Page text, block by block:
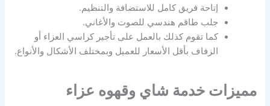
إتاحة فريق كامل للاستضافة والتنظيم.
جلب طاقم هندسي للصوت والأغاني.
كما تقوم كذلك بالعمل على تأجير كراسي العزاء أو
الزفاف بأقل الأسعار للعميل وبمختلف الأشكال والأنواع.
مميزات خدمة شاي وقهوه عزاء